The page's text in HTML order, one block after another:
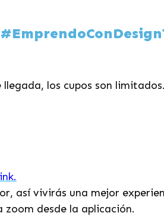
#
los cupos son
así vivirás una mejor
zoom desde la aplicación.